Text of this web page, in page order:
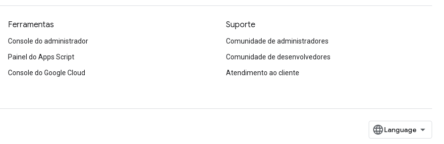
Ferramentas
Console do administrador
Painel do Apps Script
Console do Google Cloud
Suporte
Comunidade de administradores
Comunidade de desenvolvedores
Atendimento ao cliente